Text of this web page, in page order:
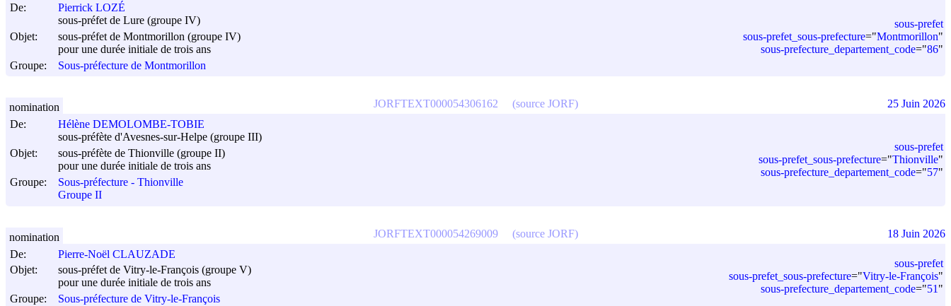
De:
Pierrick LOZÉ
sous-préfet de Lure (groupe IV)
Objet:
sous-préfet de Montmorillon (groupe IV)
pour une durée initiale de trois ans
Groupe:
Sous-préfecture de Montmorillon
sous-prefet
sous-prefet_sous-prefecture="Montmorillon"
sous-prefecture_departement_code="86"
De:
Hélène DEMOLOMBE-TOBIE
sous-préfète d'Avesnes-sur-Helpe (groupe III)
Objet:
sous-préfète de Thionville (groupe II)
pour une durée initiale de trois ans
Groupe:
Sous-préfecture - Thionville
Groupe II
sous-prefet
sous-prefet_sous-prefecture="Thionville"
sous-prefecture_departement_code="57"
JORFTEXT000054306162 (source JORF)
nomination 25 Juin 2026
De:
Pierre-Noël CLAUZADE
Objet:
sous-préfet de Vitry-le-François (groupe V)
pour une durée initiale de trois ans
Groupe:
Sous-préfecture de Vitry-le-François
sous-prefet
sous-prefet_sous-prefecture="Vitry-le-François"
sous-prefecture_departement_code="51 "
JORFTEXT000054269009 (source JORF)
nomination 18 Juin 2026